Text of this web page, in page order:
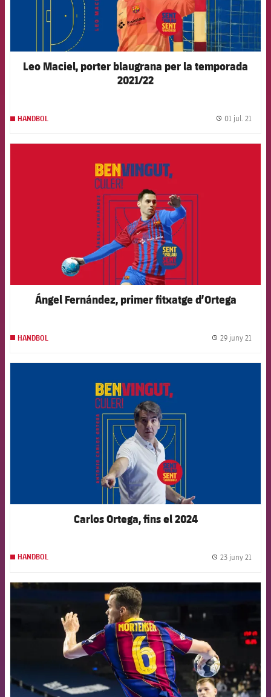
Leo Maciel, porter blaugrana per la temporada
2021/22
HANDBOL 01 jul. 21
Ángel Fernández, primer fitxatge d’Ortega
HANDBOL 29 juny 21
Carlos Ortega, fins el 2024
HANDBOL 23 juny 21
FCB Barcelona badge